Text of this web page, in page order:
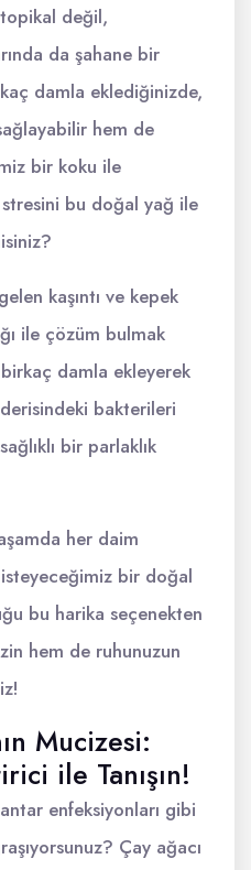
topikal değil,
da şahane bir
damla eklediğinizde,
hem de
bir koku ile
bu doğal yağ ile
kaşıntı ve kepek
ile çözüm bulmak
birkaç damla ekleyerek
bakterileri
bir parlaklık
her daim
bir doğal
bu harika seçenekten
hem de ruhunuzun
Mucizesi:
ile Tanışın!
enfeksiyonları gibi
Çay ağacı